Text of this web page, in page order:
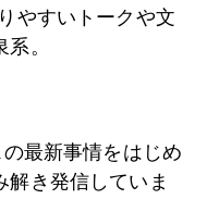
やすいトークや文
。
最新事情をはじめ
解き発信していま